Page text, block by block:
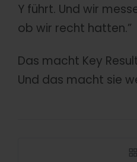
Y führt. Und wir
ob wir recht hatten.”
Das macht Key
Und das macht sie